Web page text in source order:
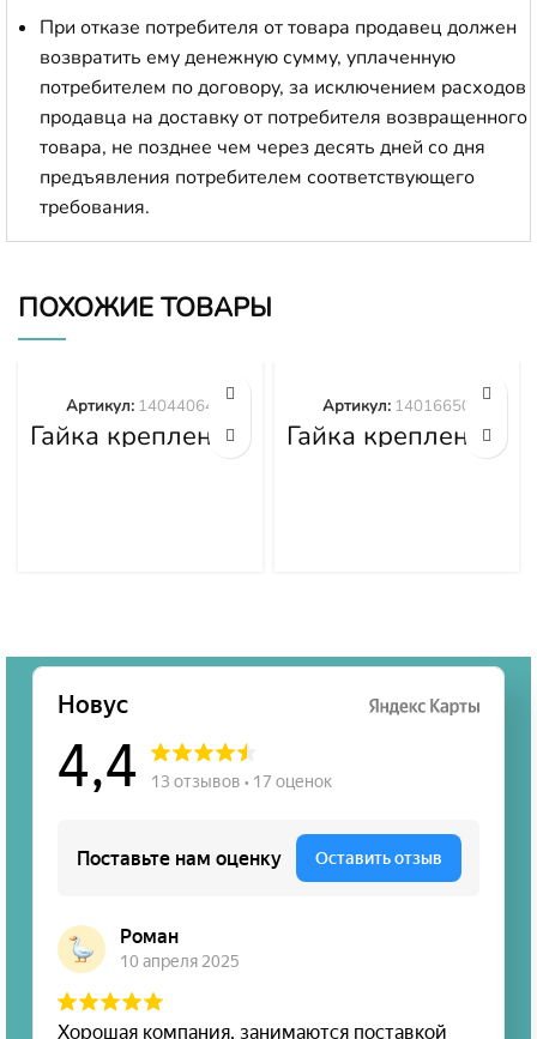
При отказе потребителя от товара продавец должен
возвратить ему денежную сумму, уплаченную
потребителем по договору, за исключением расходов
продавца на доставку от потребителя возвращенного
товара, не позднее чем через десять дней со дня
предъявления потребителем соответствующего
требования.
ПОХОЖИЕ ТОВАРЫ
Гайка крепления
башмака
Артикул: 14044064
Гайка крепления
башмака
Артикул: 14016650